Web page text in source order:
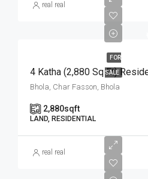
real real
FOR
SALE
Bhola, Char Fasson, Bhola
2,880sqft
LAND, RESIDENTIAL
real real